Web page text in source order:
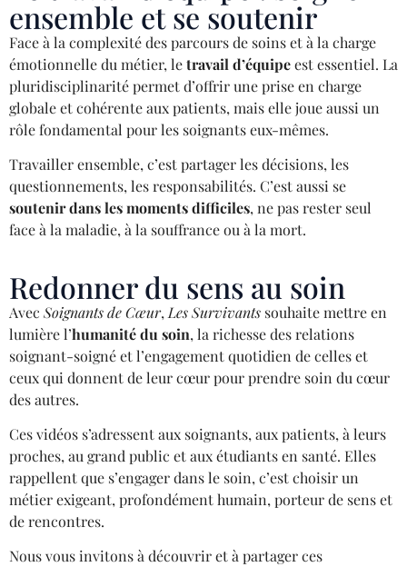
ensemble et se soutenir
Face à la complexité des parcours de soins et à la charge
émotionnelle du métier, letravail d’équipeest essentiel. La
pluridisciplinarité permet d’offrir une prise en charge
globale et cohérente aux patients, mais elle joue aussi un
rôle fondamental pour les soignants eux-mêmes.
Travailler ensemble, c’est partager les décisions, les
questionnements, les responsabilités. C’est aussi se
soutenir dans les moments difficiles, ne pas rester seul
face à la maladie, à la souffrance ou à la mort.
Redonner du sens au soin
Avec Soignants de Cœur, Les Survivants souhaite mettre en
lumière l’humanité du soin, la richesse des relations
soignant-soigné et l’engagement quotidien de celles et
ceux qui donnent de leur cœur pour prendre soin du cœur
des autres.
Ces vidéos s’adressent aux soignants, aux patients, à leurs
proches, au grand public et aux étudiants en santé. Elles
rappellent que s’engager dans le soin, c’est choisir un
métier exigeant, profondément humain, porteur de sens et
de rencontres.
Nous vous invitons à découvrir et à partager ces